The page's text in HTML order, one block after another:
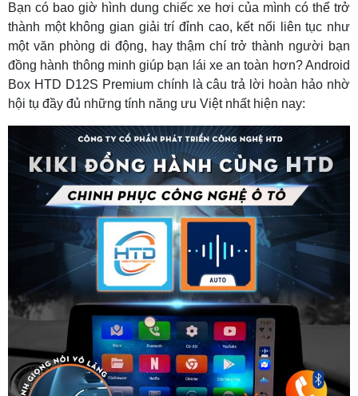
Bạn có bao giờ hình dung chiếc xe hơi của mình có thể trở
thành một không gian giải trí đỉnh cao, kết nối liên tục như
một văn phòng di động, hay thậm chí trở thành người bạn
đồng hành thông minh giúp bạn lái xe an toàn hơn? Android
Box HTD D12S Premium chính là câu trả lời hoàn hảo nhờ
hội tụ đầy đủ những tính năng ưu Việt nhất hiện nay: